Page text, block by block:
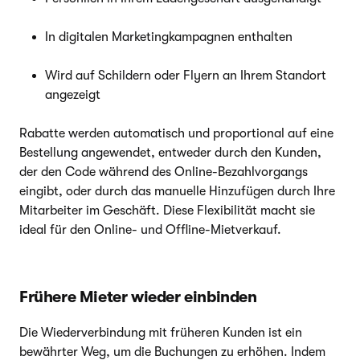
In digitalen Marketingkampagnen enthalten
Wird auf Schildern oder Flyern an Ihrem Standort
angezeigt
Rabatte werden automatisch und proportional auf eine
Bestellung angewendet, entweder durch den Kunden,
der den Code während des Online-Bezahlvorgangs
eingibt, oder durch das manuelle Hinzufügen durch Ihre
Mitarbeiter im Geschäft. Diese Flexibilität macht sie
ideal für den Online- und Offline-Mietverkauf.
Frühere Mieter wieder einbinden
Die Wiederverbindung mit früheren Kunden ist ein
bewährter Weg, um die Buchungen zu erhöhen. Indem